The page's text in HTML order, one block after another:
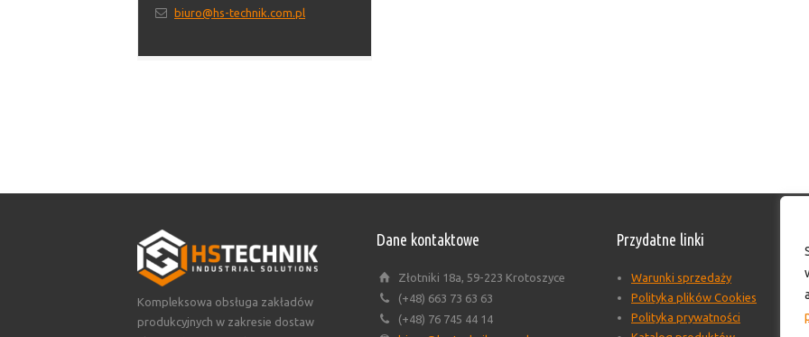
biuro@hs-technik.com.pl
Kompleksowa obsługa zakładów
produkcyjnych w zakresie dostaw
Dane kontaktowe
Złotniki 18a, 59-223 Krotoszyce
(+48) 663 73 63 63
(+48) 76 745 44 14
Przydatne linki
Warunki sprzedaży
Polityka plików Cookies
Polityka prywatności